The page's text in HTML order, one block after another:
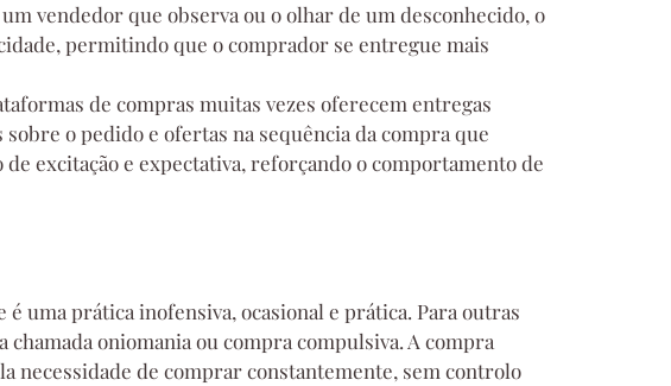
vendedor que observa ou o olhar de um desconhecido, o
permitindo que o comprador se entregue mais
de compras muitas vezes oferecem entregas
o pedido e ofertas na sequência da compra que
excitação e expectativa, reforçando o comportamento de
uma prática inofensiva, ocasional e prática. Para outras
oniomania ou compra compulsiva. A compra
necessidade de comprar constantemente, sem controlo